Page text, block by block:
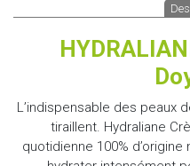
L’indispensable des peaux
tiraillent. Hydraliane
quotidienne 100%